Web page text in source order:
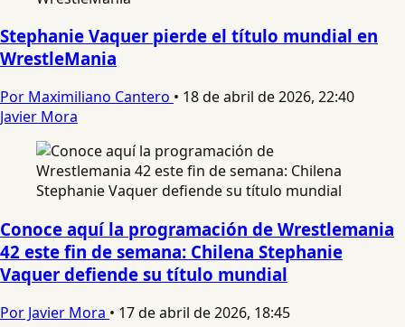
Stephanie Vaquer pierde el título mundial en
WrestleMania
Por Maximiliano Cantero • 18 de abril de 2026, 22:40
Javier Mora
Conoce aquí la programación de Wrestlemania
42 este fin de semana: Chilena Stephanie
Vaquer defiende su título mundial
Por Javier Mora • 17 de abril de 2026, 18:45